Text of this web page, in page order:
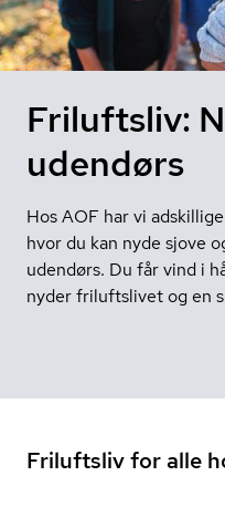
Friluftsliv:
udendørs
Hos AOF har vi
hvor du kan nyde sjove
udendørs. Du får vind i
nyder friluftslivet og en
Friluftsliv for alle